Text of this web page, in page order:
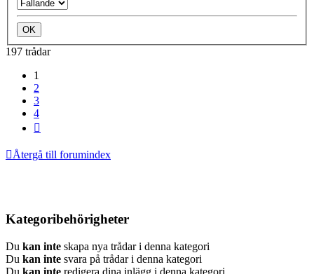
197 trådar
1
2
3
4
Återgå till forumindex
Kategoribehörigheter
Du kan inte skapa nya trådar i denna kategori
Du kan inte svara på trådar i denna kategori
Du kan inte redigera dina inlägg i denna kategori